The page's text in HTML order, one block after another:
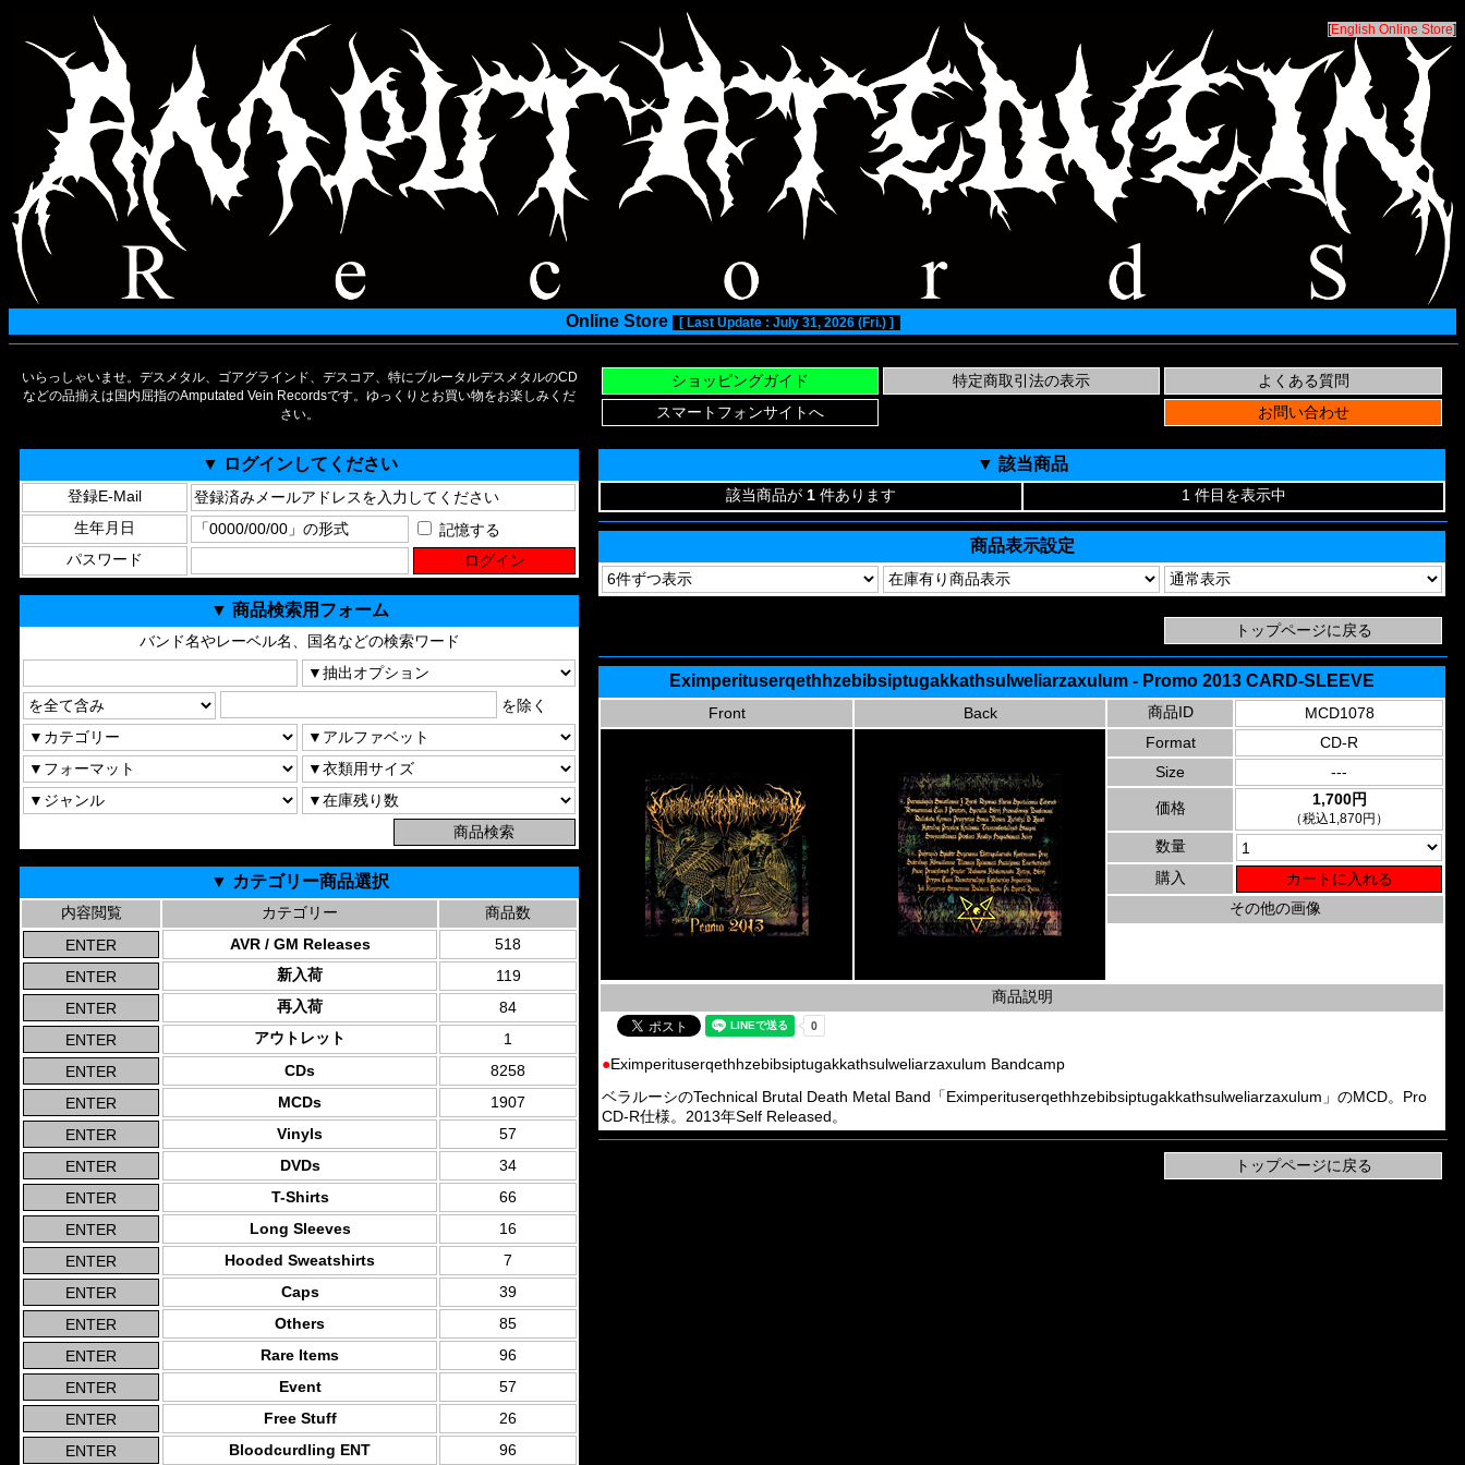
[English Online Store]
Online Store [ Last Update : July 31, 2026 (Fri.) ]
いらっしゃいませ。デスメタル、ゴアグラインド、デスコア、特にブルータルデスメタルのCD
などの品揃えは国内屈指のAmputated Vein Recordsです。ゆっくりとお買い物をお楽しみくだ
さい。
▼ ログインしてください
登録E-Mail
生年月日
記憶する
パスワード
▼ 商品検索用フォーム
バンド名やレーベル名、国名などの検索ワード
を除く
▼ カテゴリー商品選択
内容閲覧 カテゴリー
商品数
AVR / GM Releases
518
新入荷
119
再入荷
84
アウトレット
1
CDs
8258
MCDs
1907
Vinyls
57
DVDs
34
T-Shirts
66
Long Sleeves
16
Hooded Sweatshirts
7
Caps
39
Others
85
Rare Items
96
Event
57
Free Stuff
26
Bloodcurdling ENT
96
▼ 該当商品
該当商品が 1 件あります 1 件目を表示中
商品表示設定
Eximperituserqethhzebibsiptugakkathsulweliarzaxulum - Promo 2013 CARD-SLEEVE
Front Back 商品ID
MCD1078
Format
CD-R
Size
---
価格 1,700円
（税込1,870円）
数量
購入
その他の画像
商品説明
●Eximperituserqethhzebibsiptugakkathsulweliarzaxulum Bandcamp
ベラルーシのTechnical Brutal Death Metal Band「Eximperituserqethhzebibsiptugakkathsulweliarzaxulum」のMCD。Pro
CD-R仕様。2013年Self Released。